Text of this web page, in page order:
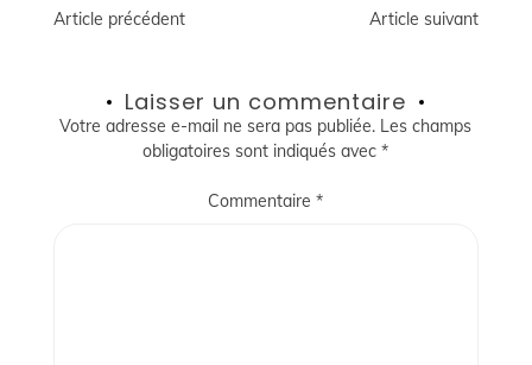
Navigation
l’article
Article précédent Article suivant
Laisser un commentaire
Votre adresse e-mail ne sera pas publiée. Les champs
obligatoires sont indiqués avec*
Commentaire*